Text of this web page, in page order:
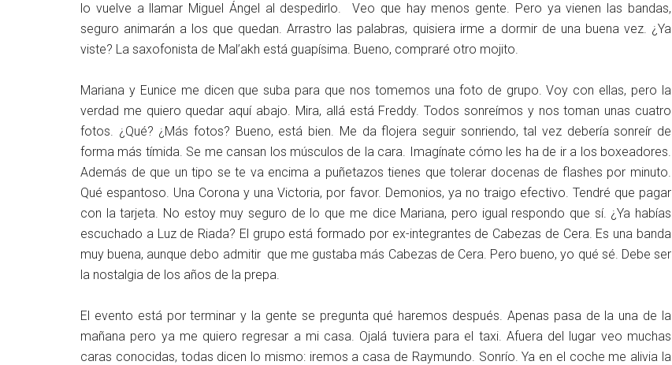
lo vuelve a llamar Miguel Ángel al despedirlo. Veo que hay menos gente. Pero ya vienen las bandas,
seguro animarán a los que quedan. Arrastro las palabras, quisiera irme a dormir de una buena vez. ¿Ya
viste? La saxofonista de Mal’akh está guapísima. Bueno, compraré otro mojito.
Mariana y Eunice me dicen que suba para que nos tomemos una foto de grupo. Voy con ellas, pero la
verdad me quiero quedar aquí abajo. Mira, allá está Freddy. Todos sonreímos y nos toman unas cuatro
fotos. ¿Qué? ¿Más fotos? Bueno, está bien. Me da flojera seguir sonriendo, tal vez debería sonreír de
forma más tímida. Se me cansan los músculos de la cara. Imagínate cómo les ha de ir a los boxeadores.
Además de que un tipo se te va encima a puñetazos tienes que tolerar docenas de flashes por minuto.
Qué espantoso. Una Corona y una Victoria, por favor. Demonios, ya no traigo efectivo. Tendré que pagar
con la tarjeta. No estoy muy seguro de lo que me dice Mariana, pero igual respondo que sí. ¿Ya habías
escuchado a Luz de Riada? El grupo está formado por ex-integrantes de Cabezas de Cera. Es una banda
muy buena, aunque debo admitir que me gustaba más Cabezas de Cera. Pero bueno, yo qué sé. Debe ser
la nostalgia de los años de la prepa.
El evento está por terminar y la gente se pregunta qué haremos después. Apenas pasa de la una de la
mañana pero ya me quiero regresar a mi casa. Ojalá tuviera para el taxi. Afuera del lugar veo muchas
caras conocidas, todas dicen lo mismo: iremos a casa de Raymundo. Sonrío. Ya en el coche me alivia la